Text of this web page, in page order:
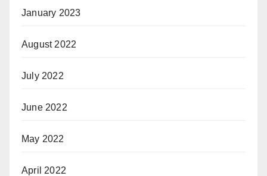
January 2023
August 2022
July 2022
June 2022
May 2022
April 2022